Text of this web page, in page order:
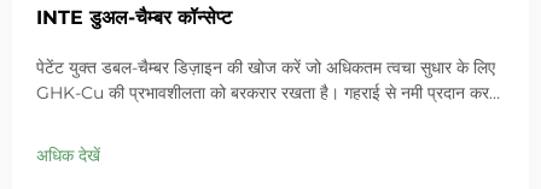
INTE डुअल-चैम्बर कॉन्सेप्ट
पेटेंट युक्त डबल-चैम्बर डिज़ाइन की खोज करें जो अधिकतम त्वचा सुधार के लिए
GHK-Cu की प्रभावशीलता को बरकरार रखता है। गहराई से नमी प्रदान करता
आज ही 'स्मॉल ब्लू चैम्बर' समाधान आजमाएं।
अधिक देखें